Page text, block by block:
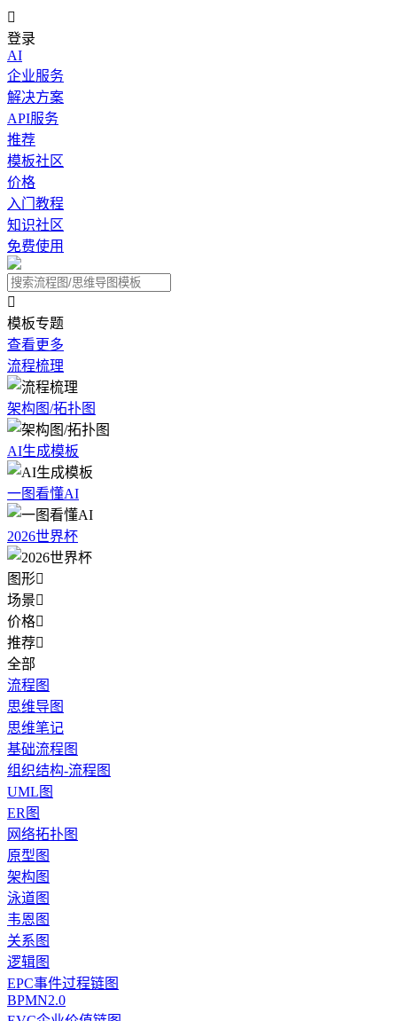

登录
AI
企业服务
解决方案
API服务
推荐
模板社区
价格
入门教程
知识社区
免费使用

模板专题
查看更多
流程梳理
架构图/拓扑图
AI生成模板
一图看懂AI
2026世界杯
图形
场景
价格
推荐
全部
流程图
思维导图
思维笔记
基础流程图
组织结构-流程图
UML图
ER图
网络拓扑图
原型图
架构图
泳道图
韦恩图
关系图
逻辑图
EPC事件过程链图
BPMN2.0